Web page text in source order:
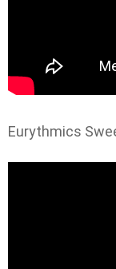
Eurythmics